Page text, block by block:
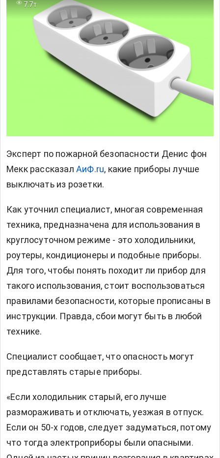
7.7т
Эксперт по пожарной безопасности Денис фон
Мекк рассказал АиФ.ru, какие приборы лучше
выключать из розетки.
Как уточнил специалист, многая современная
техника, предназначена для использования в
круглосуточном режиме - это холодильники,
роутеры, кондиционеры и подобные приборы.
Для того, чтобы понять походит ли прибор для
такого использования, стоит воспользоваться
правилами безопасности, которые прописаны в
инструкции. Правда, сбои могут быть в любой
технике.
Специалист сообщает, что опасность могут
представлять старые приборы.
«Если холодильник старый, его лучше
размораживать и отключать, уезжая в отпуск.
Если он 50-х годов, следует задуматься, потому
что тогда электроприборы были опасными.